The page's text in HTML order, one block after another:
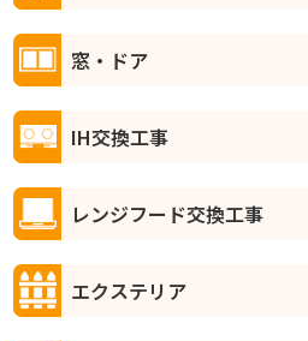
窓・ドア
IH交換工事
レンジフード交換工事
エクステリア